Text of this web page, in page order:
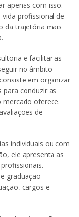
apenas com isso.
vida profissional de
da trajetória mais
e facilitar as
no âmbito
em organizar
para conduzir as
oferece.
de
individuais ou com
ele apresenta as
graduação
cargos e